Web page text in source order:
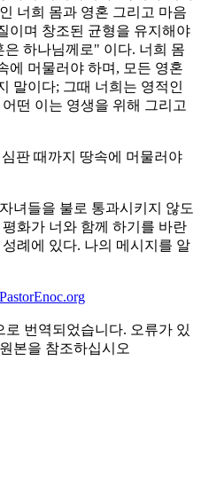
너희 몸과 영혼 그리고 마음
이며 창조된 균형을 유지해야
하나님께로" 이다. 너희 몸
에 머물러야 하며, 모든 영혼
말이다; 그때 너희는 영적인
떤 이는 영생을 위해 그리고
판 때까지 땅속에 머물러야
녀들을 불로 통과시키지 않도
화가 너와 함께 하기를 바란
례에 있다. 나의 메시지를 알
번역되었습니다. 오류가 있
본을 참조하십시오